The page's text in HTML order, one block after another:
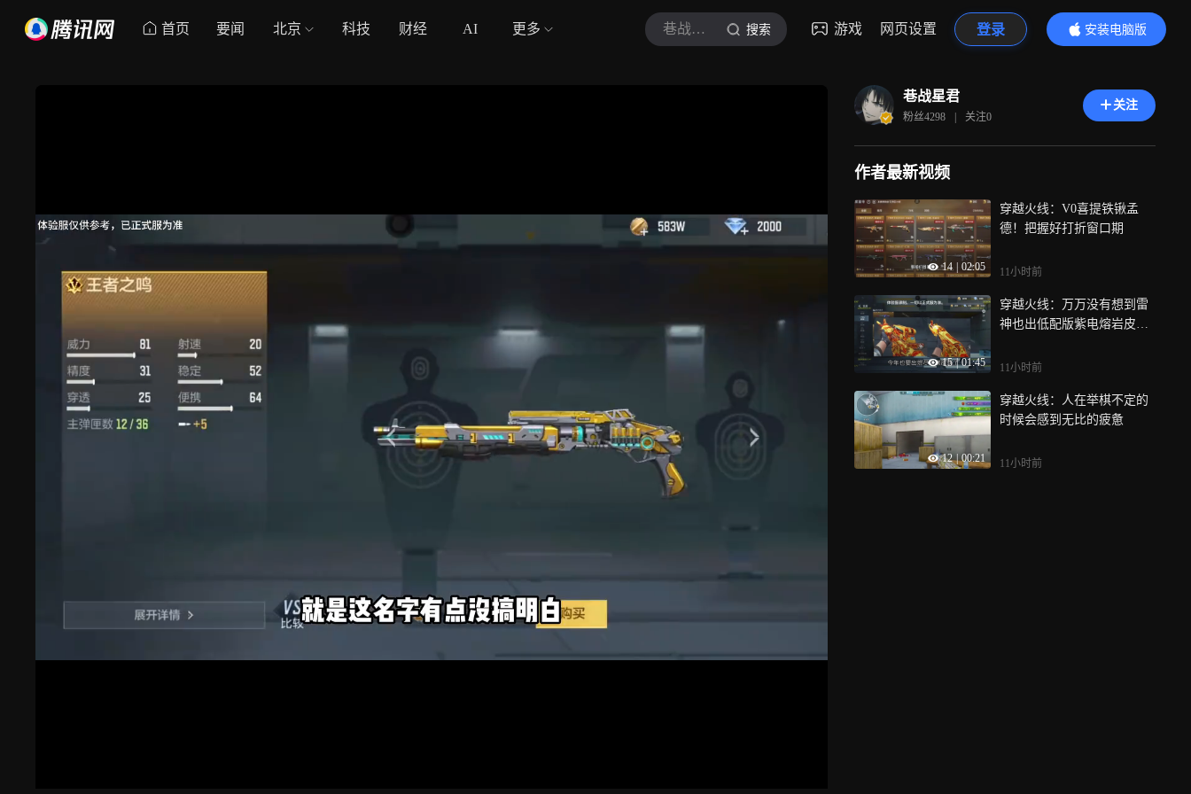
首页 要闻 北京 科技 财经 AI 更多 巷战星君 搜索 游戏 网页设置 登录
安装电脑版
内容更精彩
巷战星君
粉丝4298 | 关注0
关注
作者最新视频
14 02:05
穿越火线：V0喜提铁锹孟
德！把握好打折窗口期
11小时前
15 | 01:45
穿越火线：万万没有想到雷
神也出低配版紫电熔岩皮肤
出燃尽之巅皮肤了
11小时前
12 | 00:21
穿越火线：人在举棋不定的
时候会感到无比的疲惫
11小时前